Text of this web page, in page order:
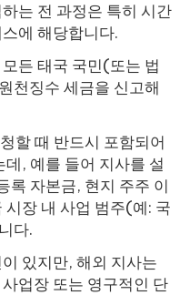
는 전 과정은 특히 시간
에 해당합니다.
든 태국 국민(또는 법
천징수 세금을 신고해
할 때 반드시 포함되어
, 예를 들어 지사를 설
록 자본금, 현지 주주 이
장 내 사업 범주(예: 국
다.
있지만, 해외 지사는
업장 또는 영구적인 단